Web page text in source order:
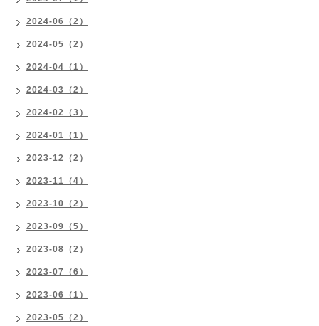
2024-06（2）
2024-05（2）
2024-04（1）
2024-03（2）
2024-02（3）
2024-01（1）
2023-12（2）
2023-11（4）
2023-10（2）
2023-09（5）
2023-08（2）
2023-07（6）
2023-06（1）
2023-05（2）